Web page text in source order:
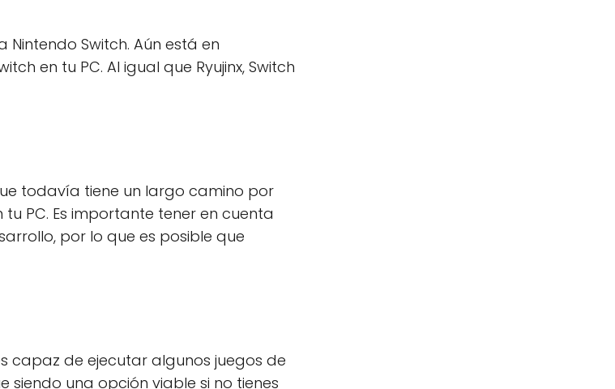
Switch. Aún está en
en tu PC. Al igual que Ryujinx, Switch
todavía tiene un largo camino por
PC. Es importante tener en cuenta
por lo que es posible que
capaz de ejecutar algunos juegos de
siendo una opción viable si no tienes